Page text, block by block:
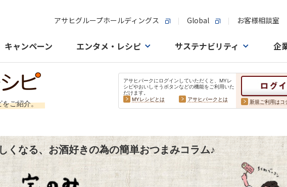
アサヒグループホールディングス Global お客様相談室
キャンペーン エンタメ・レシピ サステナビリティ 企
をご紹介。
アサヒパークにログインしていただくと、MYレ
シピやおいしそうボタンなどの機能をご利用いた
だけます。
MYレシピとは
アサヒパークとは 新規ご利用はコ
くなる、お酒好きの為の簡単おつまみコラム♪